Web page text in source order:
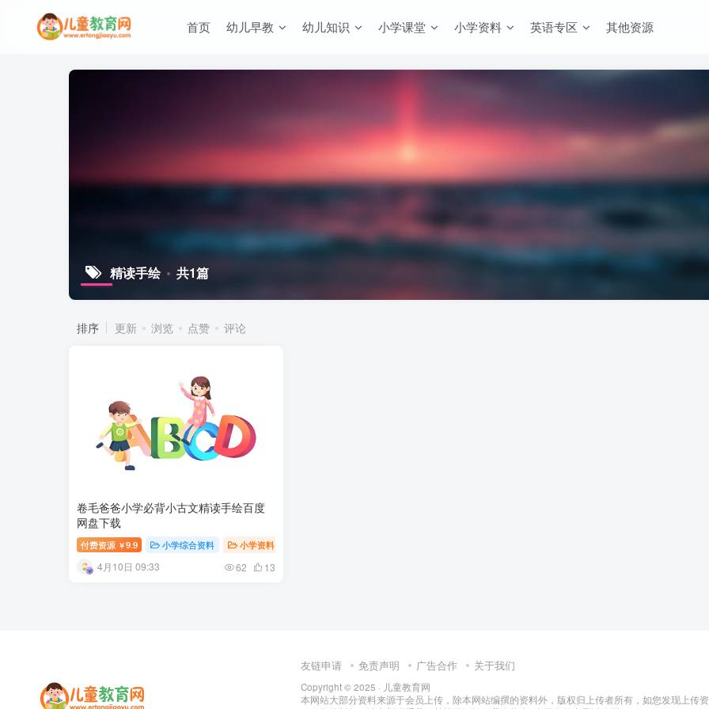
首页 幼儿早教 幼儿知识 小学课堂 小学资料 英语专区 其他资源
精读手绘 共1篇
排序 更新 浏览 点赞 评论
卷毛爸爸小学必背小古文精读手绘百度
网盘下载
付费资源 ￥9.9 小学综合资料 小学资料
4月10日 09:33 62 13
友链申请 免责声明 广告合作 关于我们
Copyright © 2025 · 儿童教育网
本网站大部分资料来源于会员上传，除本网站编撰的资料外，版权归上传者所有，如您发现上传